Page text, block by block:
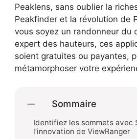
Peaklens, sans oublier la
Peakfinder et la révolution de
vous soyez un randonneur du
expert des hauteurs, ces
soient gratuites ou payantes,
métamorphoser votre
Sommaire
Identifiez les sommets avec
l’innovation de ViewRanger